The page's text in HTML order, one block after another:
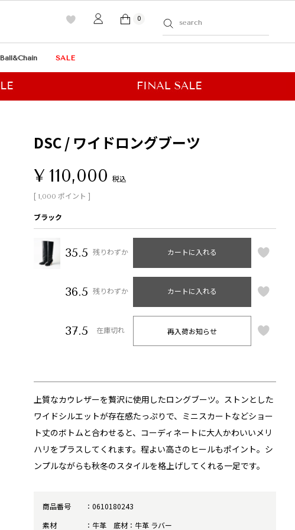
0
Ball&Chain SALE
DSC / ワイドロングブーツ
¥ 110,000 税込
[ 1,000 ポイント ]
ブラック
35.5 残りわずか カートに入れる
36.5 残りわずか カートに入れる
37.5 在庫切れ 再入荷お知らせ
上質なカウレザーを贅沢に使用したロングブーツ。ストンとした
ワイドシルエットが存在感たっぷりで、ミニスカートなどショー
ト丈のボトムと合わせると、コーディネートに大人かわいいメリ
ハリをプラスしてくれます。程よい高さのヒールもポイント。シ
ンプルながらも秋冬のスタイルを格上げしてくれる一足です。
商品番号
0610180243
素材
牛革 底材：牛革 ラバー